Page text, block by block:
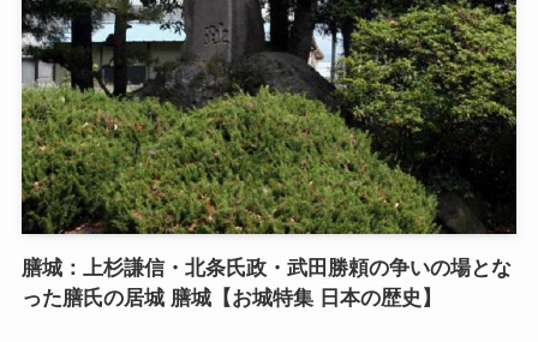
膳城：上杉謙信・北条氏政・武田勝頼の争いの場とな
った膳氏の居城 膳城【お城特集 日本の歴史】